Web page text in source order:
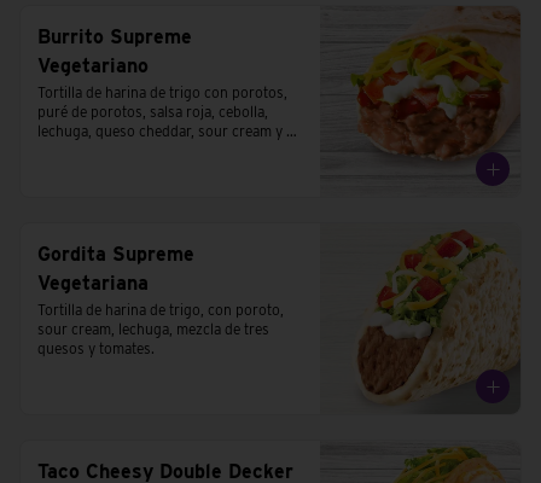
Burrito Supreme
Vegetariano
Tortilla de harina de trigo con porotos,
puré de porotos, salsa roja, cebolla,
lechuga, queso cheddar, sour cream y
Gordita Supreme
Vegetariana
Tortilla de harina de trigo, con poroto,
sour cream, lechuga, mezcla de tres
quesos y tomates.
Taco Cheesy Double Decker